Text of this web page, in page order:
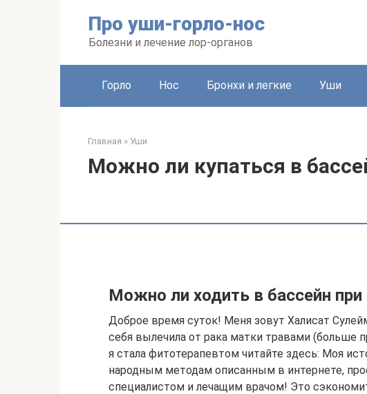
Про уши-горло-нос
Болезни и лечение лор-органов
Горло Нос Бронхи и легкие Уши
Главная » Уши
Можно ли купаться в
Можно ли ходить в бассейн при
Доброе время суток! Меня зовут Халисат
себя вылечила от рака матки травами (больше
я стала фитотерапевтом читайте здесь: Моя
народным методам описанным в интернете,
специалистом и лечащим врачом! Это